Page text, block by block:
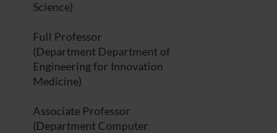
Science)
Full Professor
(Department Department of
Engineering for Innovation
Medicine)
Associate Professor
(Department Computer